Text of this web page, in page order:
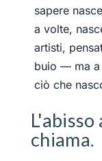
sapere
a volte,
artisti,
buio — ma a
ciò che
chiama.